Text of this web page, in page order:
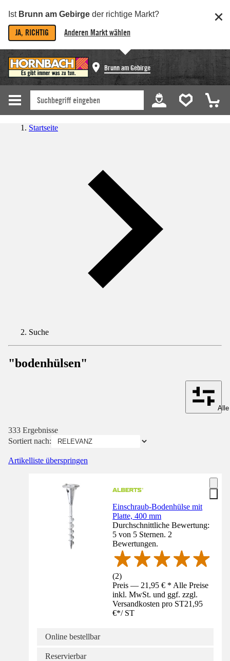
Ist Brunn am Gebirge der richtige Markt?
JA, RICHTIG Anderen Markt wählen
Brunn am Gebirge
Startseite
Suche
"bodenhülsen"
333 Ergebnisse
Sortiert nach:
Artikelliste überspringen
Einschraub-Bodenhülse mit
Platte, 400 mm
Durchschnittliche Bewertung:
5 von 5 Sternen. 2
Bewertungen.
(2)
Preis — 21,95 € * Alle Preise
inkl. MwSt. und ggf. zzgl.
Versandkosten pro ST21,95
€*/ ST
Online bestellbar
Reservierbar